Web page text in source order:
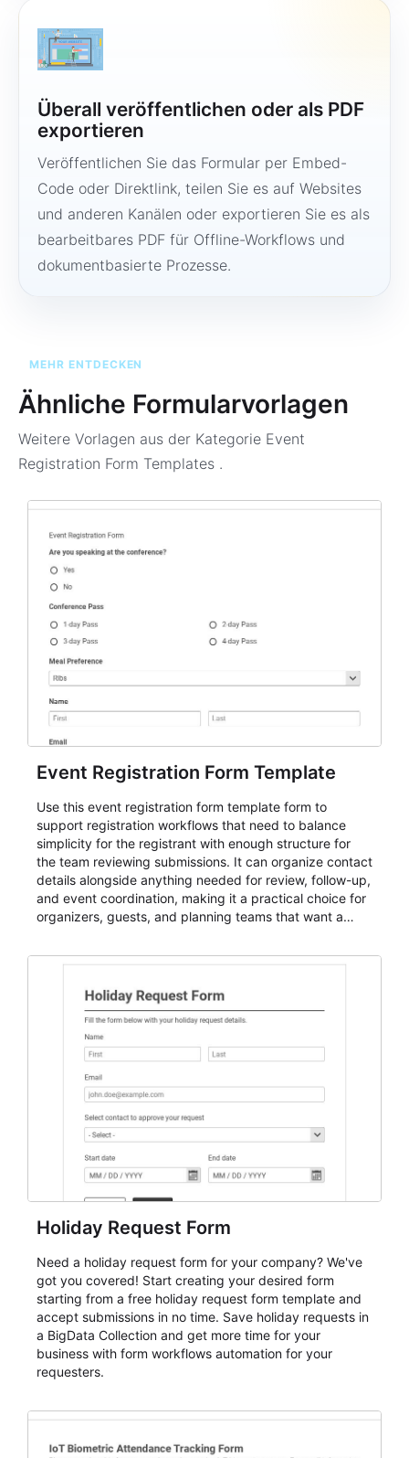
Überall veröffentlichen oder als PDF
exportieren
Veröffentlichen Sie das Formular per Embed-
Code oder Direktlink, teilen Sie es auf Websites
und anderen Kanälen oder exportieren Sie es als
bearbeitbares PDF für Offline-Workflows und
dokumentbasierte Prozesse.
MEHR ENTDECKEN
Ähnliche Formularvorlagen
Weitere Vorlagen aus der Kategorie Event
Registration Form Templates .
Event Registration Form Template
Use this event registration form template form to
support registration workflows that need to balance
simplicity for the registrant with enough structure for
the team reviewing submissions. It can organize contact
details alongside anything needed for review, follow-up,
and event coordination, making it a practical choice for
organizers, guests, and planning teams that want a
and participant management. The form is suitable for
student enrollment, volunteer registration, business
event intake, and membership participation. It helps
keep responses standardized so organizers can
evaluate submissions, manage next steps, and maintain
cleaner registration records over time.
Holiday Request Form
Need a holiday request form for your company? We've
got you covered! Start creating your desired form
starting from a free holiday request form template and
accept submissions in no time. Save holiday requests in
a BigData Collection and get more time for your
business with form workflows automation for your
requesters.